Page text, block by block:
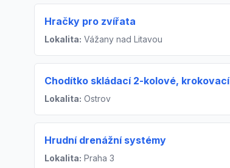
Hračky pro zvířata
Lokalita: Vážany nad Litavou
Chodítko skládací 2-kolové, krokovací
Lokalita: Ostrov
Hrudní drenážní systémy
Lokalita: Praha 3